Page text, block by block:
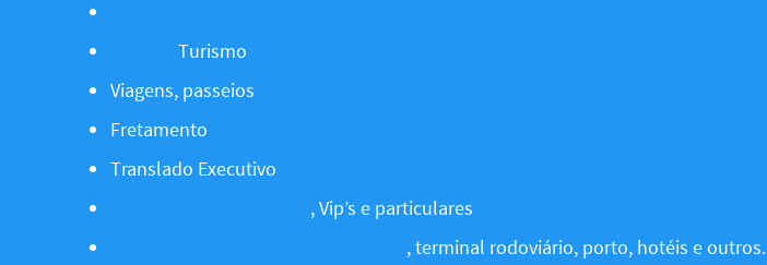
Turismo
Viagens, passeios
Fretamento
Translado Executivo
, Vip’s e particulares
, terminal rodoviário, porto, hotéis e outros.